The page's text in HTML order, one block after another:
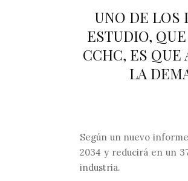
UNO DE LOS
ESTUDIO,
CCHC, ES QUE
LA
Según un nuevo
2034 y reducirá en un
industria.